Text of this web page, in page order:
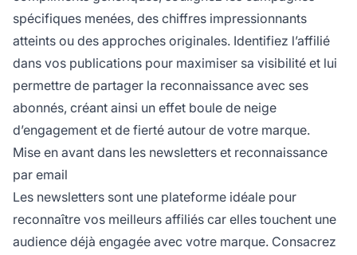
spécifiques menées, des chiffres impressionnants
atteints ou des approches originales. Identifiez l’affilié
dans vos publications pour maximiser sa visibilité et lui
permettre de partager la reconnaissance avec ses
abonnés, créant ainsi un effet boule de neige
d’engagement et de fierté autour de votre marque.
Mise en avant dans les newsletters et reconnaissance
par email
Les newsletters sont une plateforme idéale pour
reconnaître vos meilleurs affiliés car elles touchent une
audience déjà engagée avec votre marque. Consacrez